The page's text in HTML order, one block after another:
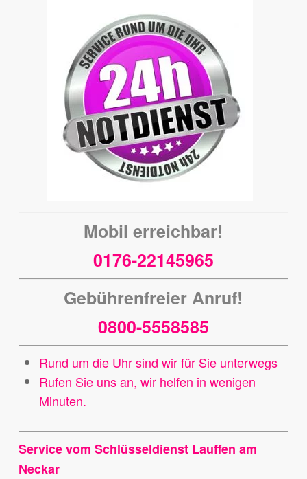
Mobil erreichbar!
0176-22145965
Gebührenfreier Anruf!
0800-5558585
Rund um die Uhr sind wir für Sie unterwegs
Rufen Sie uns an, wir helfen in wenigen
Minuten.
Service vom Schlüsseldienst Lauffen am
Neckar